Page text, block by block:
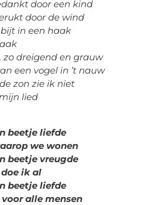
door een kind
door de wind
in een haak
zo dreigend en grauw
een vogel in ’t nauw
zon zie ik niet
lied
beetje liefde
we wonen
beetje vreugde
ik al
beetje liefde
alle mensen